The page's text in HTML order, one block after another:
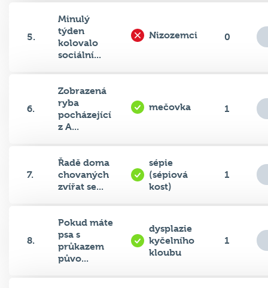
5.
Minulý
týden
kolovalo
sociální...
Nizozemci 0
6.
Zobrazená
ryba
pocházející
z A...
mečovka 1
7.
Řadě doma
chovaných
zvířat se...
sépie
(sépiová
kost)
1
8.
Pokud máte
psa s
průkazem
půvo...
dysplazie
kyčelního
kloubu
1